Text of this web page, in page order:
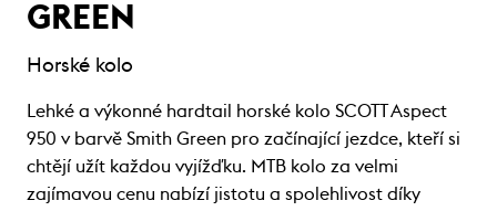
GREEN
Horské kolo
Lehké a výkonné hardtail horské kolo SCOTT Aspect
950 v barvě Smith Green pro začínající jezdce, kteří si
chtějí užít každou vyjížďku. MTB kolo za velmi
zajímavou cenu nabízí jistotu a spolehlivost díky